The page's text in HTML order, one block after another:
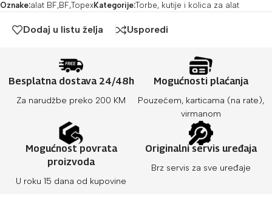
Oznake:alat BF,BF,TopexKategorije:Torbe, kutije i kolica za alat
Dodaj u listu želja Usporedi
Besplatna dostava 24/48h
Za narudžbe preko 200 KM
Mogućnosti plaćanja
Pouzećem, karticama (na rate),
virmanom
Mogućnost povrata
proizvoda
U roku 15 dana od kupovine
Originalni servis uređaja
Brz servis za sve uređaje